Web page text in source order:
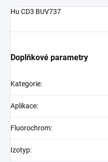
Hu CD3 BUV737
Doplňkové parametry
Kategorie:
Aplikace:
Fluorochrom:
Izotyp: